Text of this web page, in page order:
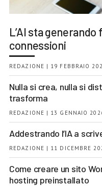
L’AI sta
connessioni
REDAZIONE | 19 FEBBRAIO
Nulla si crea, nulla si
trasforma
REDAZIONE | 13 GENNAIO
Addestrando l’IA a
REDAZIONE | 11 DICEMBRE
Come creare un sito
hosting preinstallato